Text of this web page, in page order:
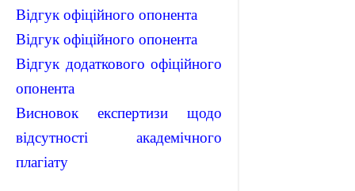
Відгук офіційного опонента
Відгук офіційного опонента
Відгук додаткового офіційного
опонента
Висновок експертизи щодо
відсутності академічного
плагіату